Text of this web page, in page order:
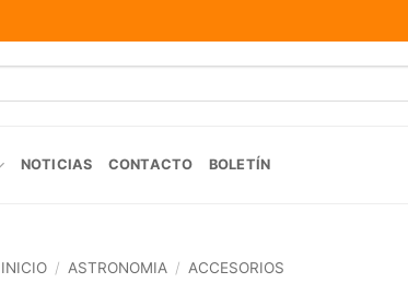
NOTICIAS CONTACTO BOLETÍN
INICIO / ASTRONOMIA / ACCESORIOS